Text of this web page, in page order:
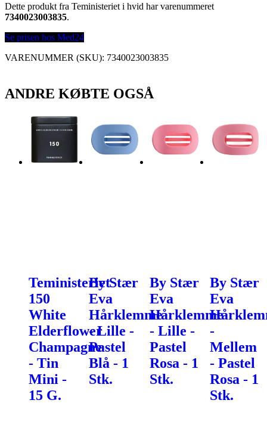
Dette produkt fra Teministeriet i hvid har varenummeret
7340023003835.
Se prisen hos Med24
VARENUMMER (SKU): 7340023003835
ANDRE KØBTE OGSÅ
Teministeriet
150
White
Elderflower
Champagne
- Tin
Mini -
15 G.
By Stær
Eva
Hårklemme
- Lille -
Pastel
Blå - 1
Stk.
By Stær
Eva
Hårklemme
- Lille -
Pastel
Rosa - 1
Stk.
By Stær
Eva
-
Mellem
- Pastel
Rosa - 1
Stk.